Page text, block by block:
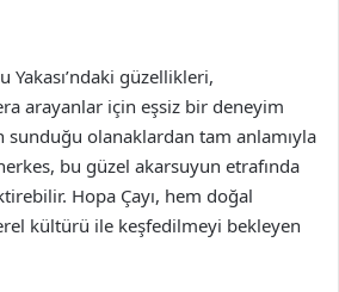
Yakası’ndaki güzellikleri,
arayanlar için eşsiz bir deneyim
sunduğu olanaklardan tam anlamıyla
bu güzel akarsuyun etrafında
Hopa Çayı, hem doğal
kültürü ile keşfedilmeyi bekleyen